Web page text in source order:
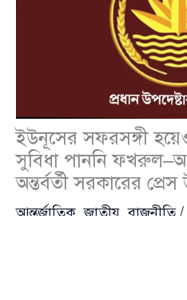
ইউনূসের সফরসঙ্গী
সুবিধা পাননি
অন্তর্বর্তী সরকারের
আন্তর্জাতিক ,জাতীয় ,রাজনীতি/